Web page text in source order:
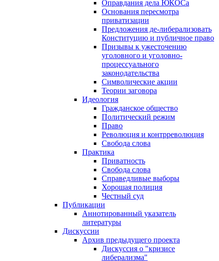
Оправдания дела ЮКОСа
Основания пересмотра
приватизации
Предложения де-либерализовать
Конституцию и публичное право
Призывы к ужесточению
уголовного и уголовно-
процессуального
законодательства
Символические акции
Теории заговора
Идеология
Гражданское общество
Политический режим
Право
Революция и контрреволюция
Свобода слова
Практика
Приватность
Свобода слова
Справедливые выборы
Хорошая полиция
Честный суд
Публикации
Аннотированный указатель
литературы
Дискуссии
Архив предыдущего проекта
Дискуссия о "кризисе
либерализма"